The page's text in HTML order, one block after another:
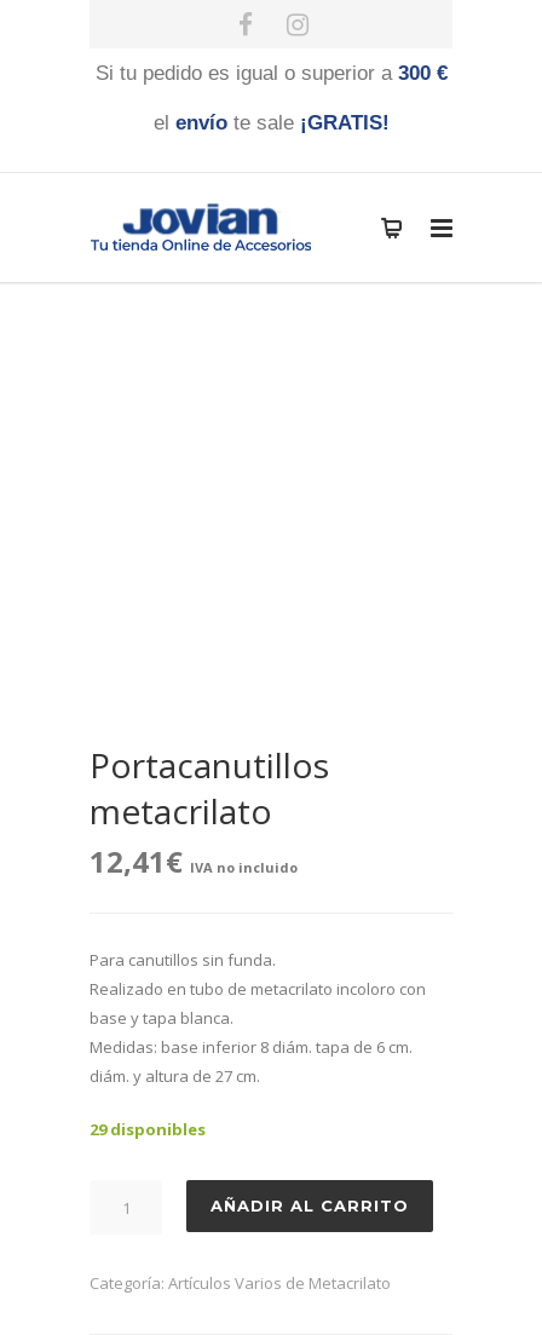
Si tu pedido es igual o superior a300 €
el envíote sale ¡GRATIS!
Portacanutillos
metacrilato
12,41€ IVA no incluido
Para canutillos sin funda.
Realizado en tubo de metacrilato incoloro con
base y tapa blanca.
Medidas: base inferior 8 diám. tapa de 6 cm.
diám. y altura de 27 cm.
29 disponibles
AÑADIR AL CARRITO
Categoría: Artículos Varios de Metacrilato